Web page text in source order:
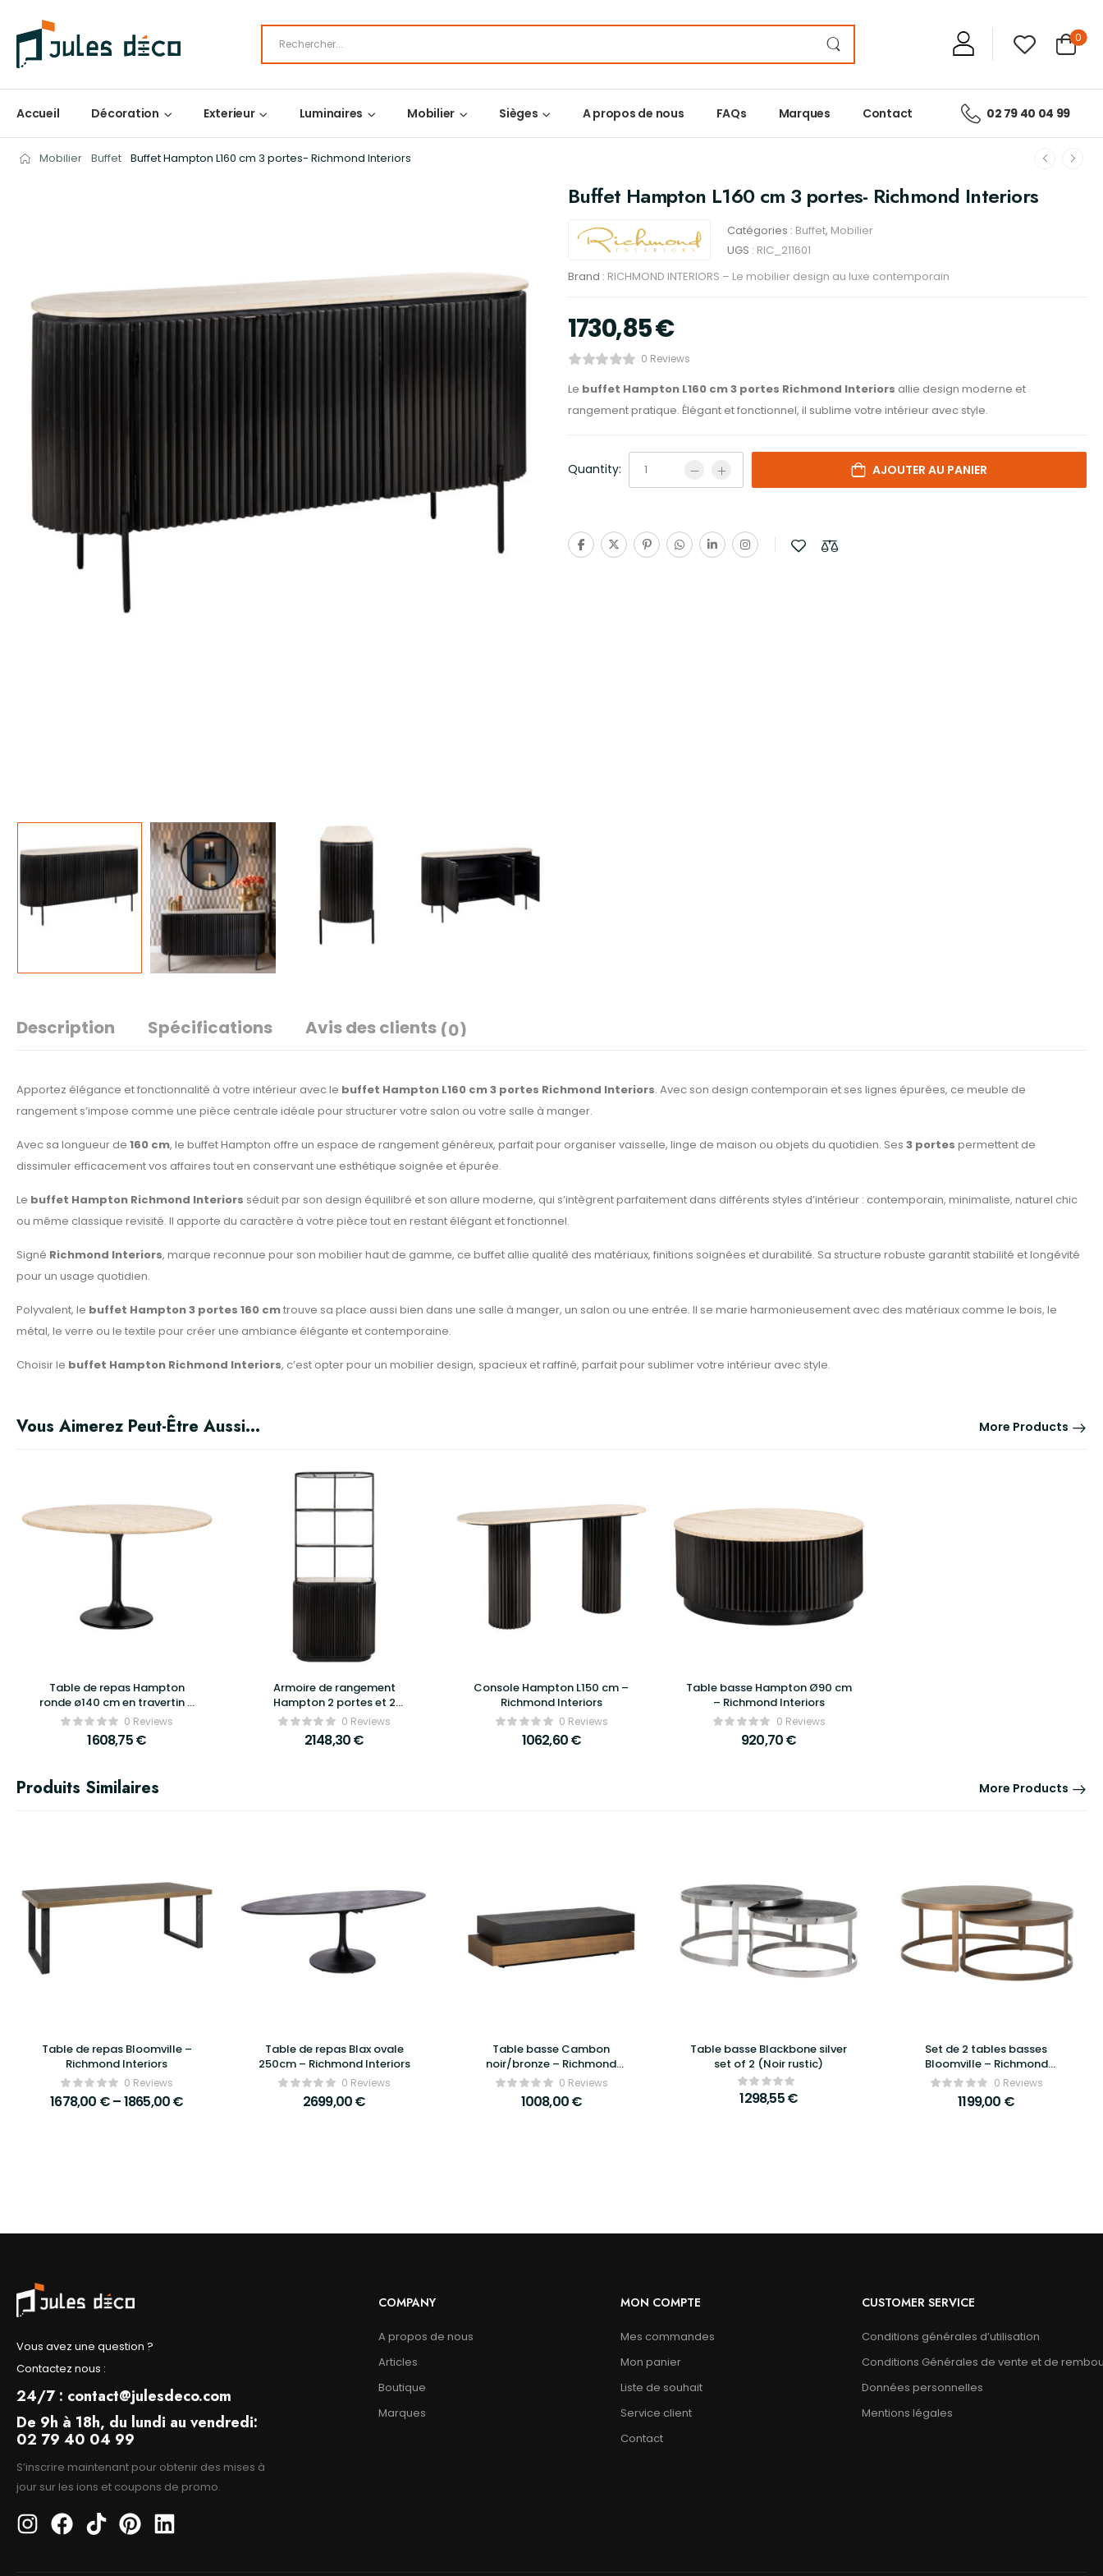
0
Accueil Décoration Exterieur Luminaires Mobilier Sièges A propos de nous FAQs Marques Contact 02 79 40 04 99
Mobilier Buffet Buffet Hampton L160 cm 3 portes- Richmond Interiors
Buffet Hampton L160 cm 3 portes- Richmond Interiors
Catégories : Buffet, Mobilier
UGS : RIC_211601
Brand : RICHMOND INTERIORS – Le mobilier design au luxe contemporain
1730,85€
0 Reviews
Le buffet Hampton L160 cm 3 portes Richmond Interiors allie design moderne et
rangement pratique. Élégant et fonctionnel, il sublime votre intérieur avec style.
Quantity: AJOUTER AU PANIER
Description Spécifications Avis des clients (0)
Apportez élégance et fonctionnalité à votre intérieur avec le buffet Hampton L160 cm 3 portes Richmond Interiors. Avec son design contemporain et ses lignes épurées, ce meuble de
rangement s’impose comme une pièce centrale idéale pour structurer votre salon ou votre salle à manger.
Avec sa longueur de 160 cm, le buffet Hampton offre un espace de rangement généreux, parfait pour organiser vaisselle, linge de maison ou objets du quotidien. Ses 3 portes permettent de
dissimuler efficacement vos affaires tout en conservant une esthétique soignée et épurée.
Le buffet Hampton Richmond Interiors séduit par son design équilibré et son allure moderne, qui s’intègrent parfaitement dans différents styles d’intérieur : contemporain, minimaliste, naturel chic
ou même classique revisité. Il apporte du caractère à votre pièce tout en restant élégant et fonctionnel.
Signé Richmond Interiors, marque reconnue pour son mobilier haut de gamme, ce buffet allie qualité des matériaux, finitions soignées et durabilité. Sa structure robuste garantit stabilité et longévité
pour un usage quotidien.
Polyvalent, le buffet Hampton 3 portes 160 cmtrouve sa place aussi bien dans une salle à manger, un salon ou une entrée. Il se marie harmonieusement avec des matériaux comme le bois, le
métal, le verre ou le textile pour créer une ambiance élégante et contemporaine.
Choisir le buffet Hampton Richmond Interiors, c’est opter pour un mobilier design, spacieux et raffiné, parfait pour sublimer votre intérieur avec style.
Vous Aimerez Peut-Être Aussi… More Products
Table de repas Hampton
ronde ø140 cm en travertin –
Richmond Interiors
0 Reviews
1608,75€
Armoire de rangement
Hampton 2 portes et 2
étagères – Richmond Interiors
0 Reviews
2148,30€
Console Hampton L150 cm –
Richmond Interiors
0 Reviews
1062,60€
Table basse Hampton Ø90 cm
– Richmond Interiors
0 Reviews
920,70€
Produits Similaires More Products
Table de repas Bloomville –
Richmond Interiors
0 Reviews
1678,00 €–1865,00€
Table de repas Blax ovale
250cm – Richmond Interiors
0 Reviews
2699,00€
Table basse Cambon
noir/bronze – Richmond
Interiors0 Reviews
1008,00€
Table basse Blackbone silver
set of 2 (Noir rustic)
1298,55€
Set de 2 tables basses
Bloomville – Richmond
Interiors0 Reviews
1199,00 €
Vous avez une question ?
Contactez nous :
24/7 : contact@julesdeco.com
De 9h à 18h, du lundi au vendredi:
02 79 40 04 99
S’inscrire maintenant pour obtenir des mises à
jour sur les ions et coupons de promo.
COMPANY
A propos de nous
Articles
Boutique
Marques
MON COMPTE
Mes commandes
Mon panier
Liste de souhait
Service client
Contact
CUSTOMER SERVICE
Conditions générales d’utilisation
Conditions Générales de vente et de
Données personnelles
Mentions légales